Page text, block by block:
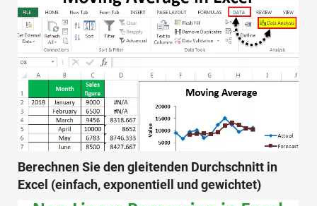
Berechnen Sie den gleitenden Durchschnitt in
Excel (einfach, exponentiell und gewichtet)